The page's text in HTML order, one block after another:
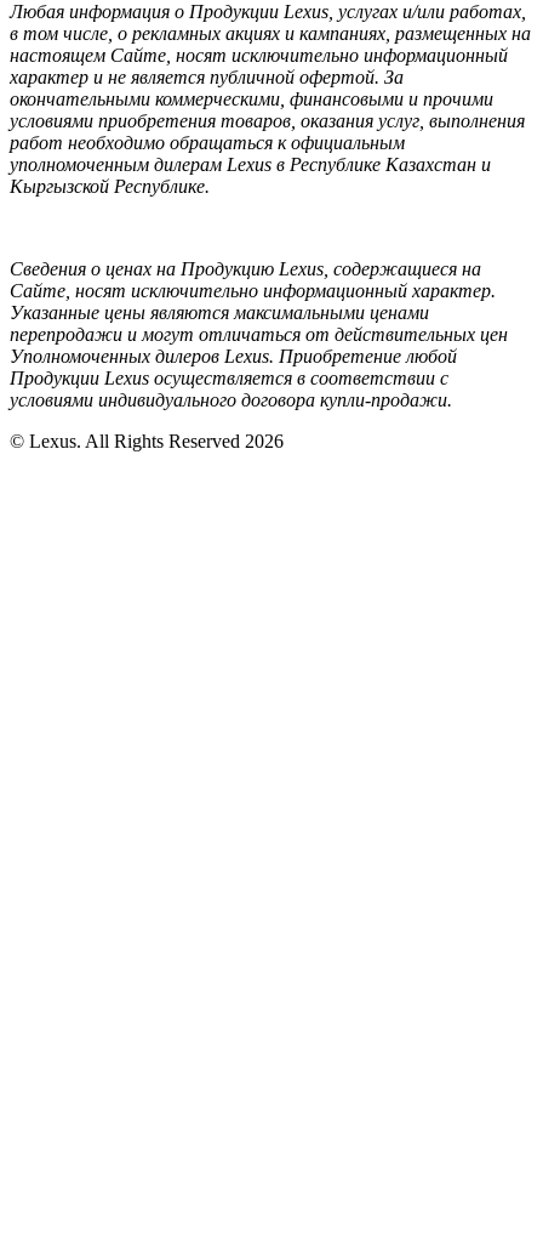
Любая информация о Продукции Lexus, услугах и/или работах,
в том числе, о рекламных акциях и кампаниях, размещенных на
настоящем Cайте, носят исключительно информационный
характер и не является публичной офертой. За
окончательными коммерческими, финансовыми и прочими
условиями приобретения товаров, оказания услуг, выполнения
работ необходимо обращаться к официальным
уполномоченным дилерам Lexus в Республике Казахстан и
Кыргызской Республике.
Сведения о ценах на Продукцию Lexus, содержащиеся на
Сайте, носят исключительно информационный характер.
Указанные цены являются максимальными ценами
перепродажи и могут отличаться от действительных цен
Уполномоченных дилеров Lexus. Приобретение любой
Продукции Lexus осуществляется в соответствии с
условиями индивидуального договора купли-продажи.
© Lexus. All Rights Reserved 2026